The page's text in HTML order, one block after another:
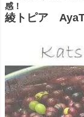
感！
綾トピア